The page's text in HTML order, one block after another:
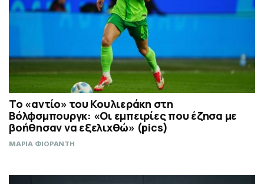
Το «αντίο» του Κουλιεράκη στη
Βόλφσμπουργκ: «Οι εμπειρίες που έζησα με
βοήθησαν να εξελιχθώ» (pics)
ΜΑΡΙΑ ΦΙΟΡΑΝΤΗ